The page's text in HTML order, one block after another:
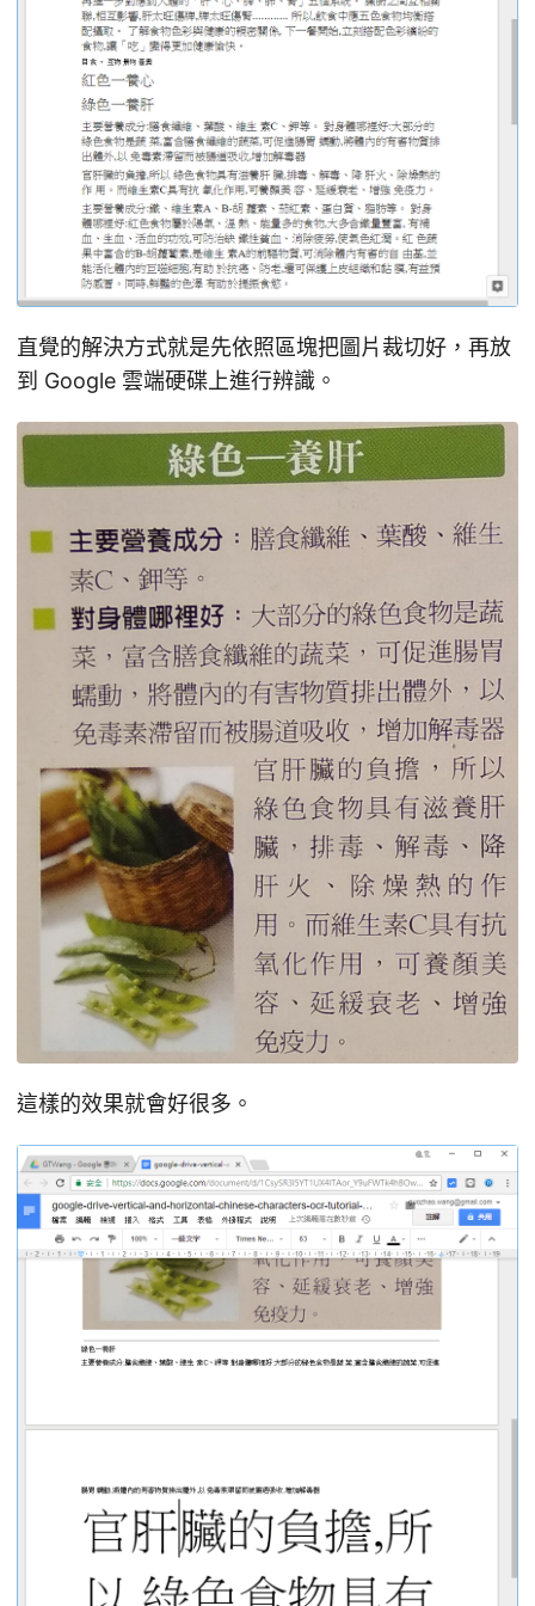
直覺的解決方式就是先依照區塊把圖片裁切好，再放
到 Google 雲端硬碟上進行辨識。
這樣的效果就會好很多。